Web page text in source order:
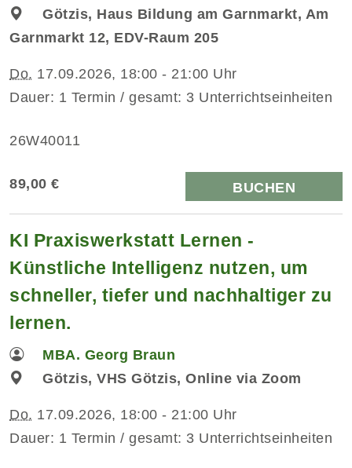
Götzis, Haus Bildung am Garnmarkt, Am
Garnmarkt 12, EDV-Raum 205
Do. 17.09.2026, 18:00 - 21:00 Uhr
Dauer: 1 Termin / gesamt: 3 Unterrichtseinheiten
26W40011
89,00 € BUCHEN
KI Praxiswerkstatt Lernen -
Künstliche Intelligenz nutzen, um
schneller, tiefer und nachhaltiger zu
lernen.
MBA. Georg Braun
Götzis, VHS Götzis, Online via Zoom
Do. 17.09.2026, 18:00 - 21:00 Uhr
Dauer: 1 Termin / gesamt: 3 Unterrichtseinheiten